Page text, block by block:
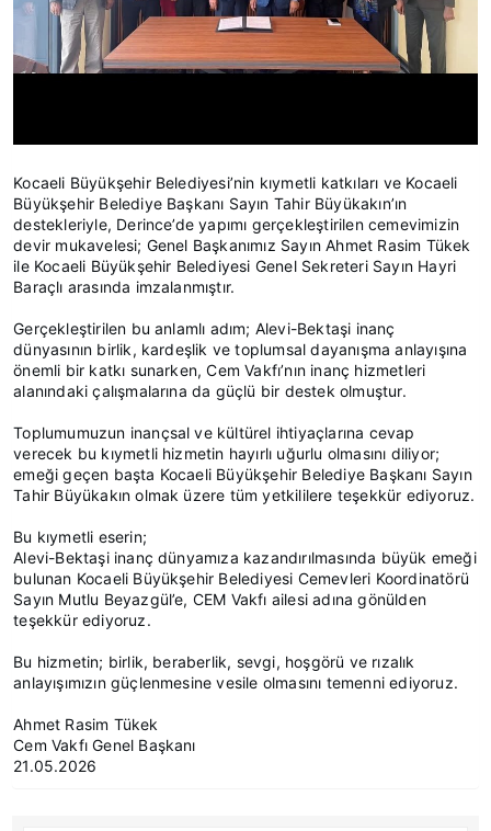
Kocaeli Büyükşehir Belediyesi’nin kıymetli katkıları ve Kocaeli
Büyükşehir Belediye Başkanı Sayın Tahir Büyükakın’ın
destekleriyle, Derince’de yapımı gerçekleştirilen cemevimizin
devir mukavelesi; Genel Başkanımız Sayın Ahmet Rasim Tükek
ile Kocaeli Büyükşehir Belediyesi Genel Sekreteri Sayın Hayri
Baraçlı arasında imzalanmıştır.
Gerçekleştirilen bu anlamlı adım; Alevi-Bektaşi inanç
dünyasının birlik, kardeşlik ve toplumsal dayanışma anlayışına
önemli bir katkı sunarken, Cem Vakfı’nın inanç hizmetleri
alanındaki çalışmalarına da güçlü bir destek olmuştur.
Toplumumuzun inançsal ve kültürel ihtiyaçlarına cevap
verecek bu kıymetli hizmetin hayırlı uğurlu olmasını diliyor;
emeği geçen başta Kocaeli Büyükşehir Belediye Başkanı Sayın
Tahir Büyükakın olmak üzere tüm yetkililere teşekkür ediyoruz.
Bu kıymetli eserin;
Alevi-Bektaşi inanç dünyamıza kazandırılmasında büyük emeği
bulunan Kocaeli Büyükşehir Belediyesi Cemevleri Koordinatörü
Sayın Mutlu Beyazgül’e, CEM Vakfı ailesi adına gönülden
teşekkür ediyoruz.
Bu hizmetin; birlik, beraberlik, sevgi, hoşgörü ve rızalık
anlayışımızın güçlenmesine vesile olmasını temenni ediyoruz.
Ahmet Rasim Tükek
Cem Vakfı Genel Başkanı
21.05.2026